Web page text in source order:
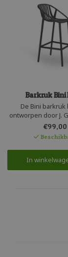
Barkruk Bini
De Bini barkruk
ontworpen door J.
het Spaanse
kunststof barkruk
latjes zitting en
prettige
modern robuust
€99,00
In